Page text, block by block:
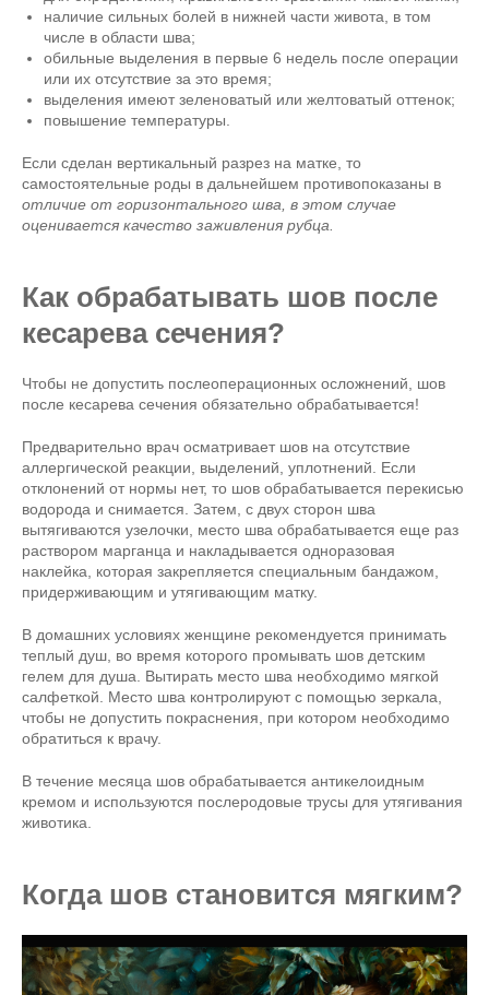
наличие сильных болей в нижней части живота, в том
числе в области шва;
обильные выделения в первые 6 недель после операции
или их отсутствие за это время;
выделения имеют зеленоватый или желтоватый оттенок;
повышение температуры.
Если сделан вертикальный разрез на матке, то
самостоятельные роды в дальнейшем противопоказаны в
отличие от горизонтального шва, в этом случае
оценивается качество заживления рубца.
Как обрабатывать шов после
кесарева сечения?
Чтобы не допустить послеоперационных осложнений, шов
после кесарева сечения обязательно обрабатывается!
Предварительно врач осматривает шов на отсутствие
аллергической реакции, выделений, уплотнений. Если
отклонений от нормы нет, то шов обрабатывается перекисью
водорода и снимается. Затем, с двух сторон шва
вытягиваются узелочки, место шва обрабатывается еще раз
раствором марганца и накладывается одноразовая
наклейка, которая закрепляется специальным бандажом,
придерживающим и утягивающим матку.
В домашних условиях женщине рекомендуется принимать
теплый душ, во время которого промывать шов детским
гелем для душа. Вытирать место шва необходимо мягкой
салфеткой. Место шва контролируют с помощью зеркала,
чтобы не допустить покраснения, при котором необходимо
обратиться к врачу.
В течение месяца шов обрабатывается антикелоидным
кремом и используются послеродовые трусы для утягивания
животика.
Когда шов становится мягким?